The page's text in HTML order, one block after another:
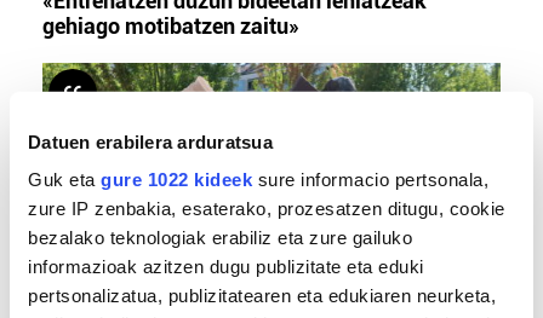
Datuen erabilera arduratsua
Guk eta gure 1022 kideek sure informacio pertsonala,
zure IP zenbakia, esaterako, prozesatzen ditugu, cookie
bezalako teknologiak erabiliz eta zure gailuko
informazioak azitzen dugu publizitate eta eduki
pertsonalizatua, publizitatearen eta edukiaren neurketa,
gehiago motibatzen zaitu»
MEMORIA HISTORIKOA